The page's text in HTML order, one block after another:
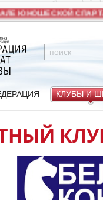
ЮНОШЕСКОЙ
КЛУБЫ И